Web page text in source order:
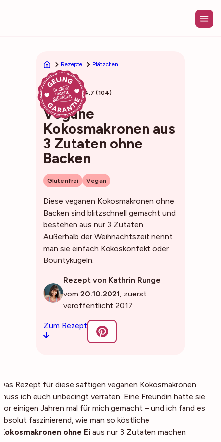
Rezepte Plätzchen
10min 4,7 (104)
Vegane
Kokosmakronen aus
3 Zutaten ohne
Backen
Glutenfrei Vegan
Diese veganen Kokosmakronen ohne
Backen sind blitzschnell gemacht und
bestehen aus nur 3 Zutaten.
Außerhalb der Weihnachtszeit nennt
man sie einfach Kokoskonfekt oder
Bountykugeln.
Rezept von Kathrin Runge
vom 20.10.2021, zuerst
veröffentlicht 2017
Zum Rezept
Das Rezept für diese saftigen veganen Kokosmakronen
muss ich euch unbedingt verraten. Eine Freundin hatte sie
vor einigen Jahren mal für mich gemacht – und ich fand es
absolut faszinierend, wie man so köstliche
Kokosmakronen ohne Ei aus nur 3 Zutaten machen